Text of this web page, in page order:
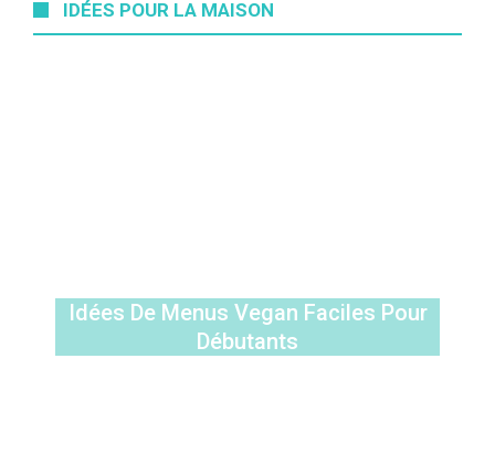
IDÉES POUR LA MAISON
Idées De Menus Vegan Faciles Pour
Débutants